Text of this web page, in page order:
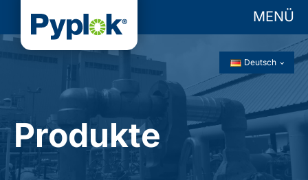
Deutsch
Produkte
MENÜ